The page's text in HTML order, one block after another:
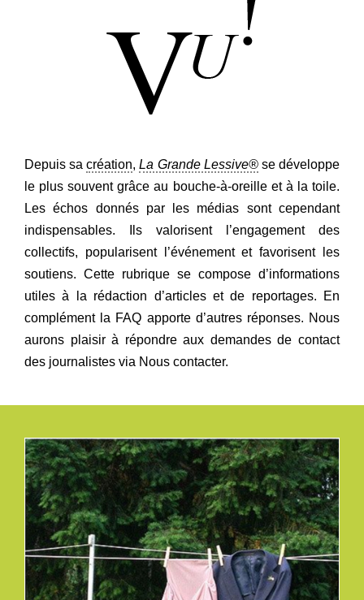
Nous contacter
Depuis sacréation,La Grande Lessive®se développe
le plus souvent grâce au bouche-à-oreille et à la toile.
Les échos donnés par les médias sont cependant
indispensables. Ils valorisent l’engagement des
collectifs, popularisent l’événement et favorisent les
soutiens. Cette rubrique se compose d’informations
utiles à la rédaction d’articles et de reportages. En
complément la FAQ apporte d’autres réponses. Nous
aurons plaisir à répondre aux demandes de contact
des journalistes via Nous contacter.